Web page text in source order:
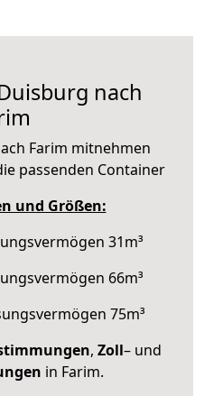
nach
Farim mitnehmen
passenden Container
und Größen:
31m³
66m³
75m³
, Zoll– und
in Farim.